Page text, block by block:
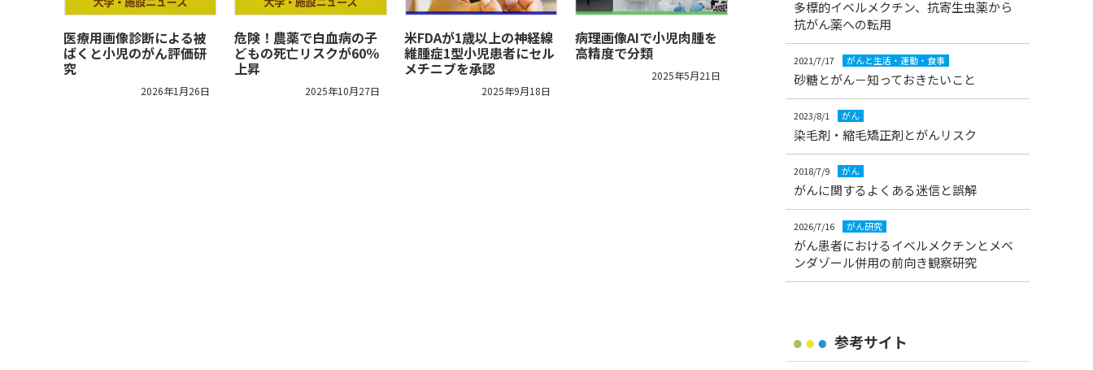
医療用画像診断による被
ばくと小児のがん評価研
究
2026年1月26日
危険！農薬で白血病の子
どもの死亡リスクが60％
上昇
2025年10月27日
米FDAが1歳以上の神経線
維腫症1型小児患者にセル
メチニブを承認
2025年9月18日
病理画像AIで小児肉腫を
高精度で分類
2025年5月21日
多標的イベルメクチン、抗寄生虫薬から
抗がん薬への転用
2021/7/17 がんと生活・運動・食事
砂糖とがん－知っておきたいこと
2023/8/1 がん
染毛剤・縮毛矯正剤とがんリスク
2018/7/9 がん
がんに関するよくある迷信と誤解
2026/7/16 がん研究
がん患者におけるイベルメクチンとメベ
ンダゾール併用の前向き観察研究
参考サイト